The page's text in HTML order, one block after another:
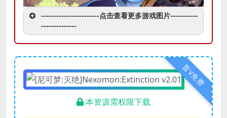
-----------------------点击查看更多游戏图片-----------
--------------
普V免费
本资源需权限下载